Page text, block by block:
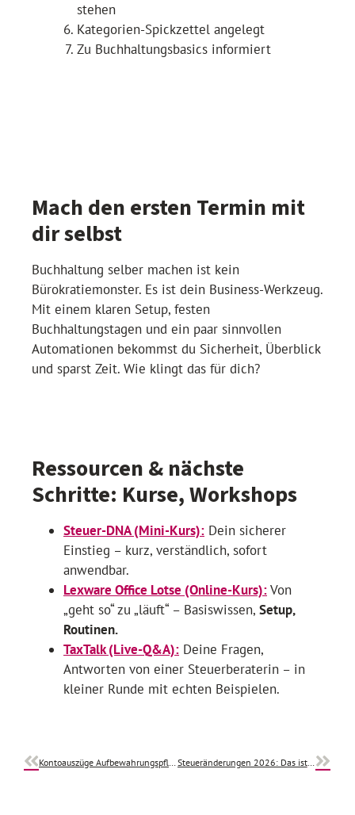
stehen
Kategorien-Spickzettel angelegt
Zu Buchhaltungsbasics informiert
Mach den ersten Termin mit
dir selbst
Buchhaltung selber machen ist kein
Bürokratiemonster. Es ist dein Business-Werkzeug.
Mit einem klaren Setup, festen
Buchhaltungstagen und ein paar sinnvollen
Automationen bekommst du Sicherheit, Überblick
und sparst Zeit. Wie klingt das für dich?
Ressourcen & nächste
Schritte: Kurse, Workshops
Steuer-DNA (Mini-Kurs): Dein sicherer
Einstieg – kurz, verständlich, sofort
anwendbar.
Lexware Office Lotse (Online-Kurs):Von
„geht so“ zu „läuft“ – Basiswissen, Setup,
Routinen.
TaxTalk (Live-Q&A): Deine Fragen,
Antworten von einer Steuerberaterin – in
kleiner Runde mit echten Beispielen.
Steueränderungen 2026: Das ist für Selbstständige relevant